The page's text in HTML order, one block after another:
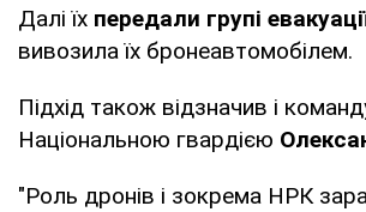
Далі їх передали групі
вивозила їх бронеавтомобілем.
Підхід також відзначив і
Національною гвардією
"Роль дронів і зокрема НРК